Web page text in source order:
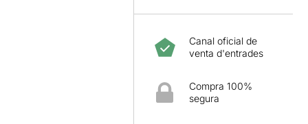
Canal oficial de
venta d'entrades
Compra 100%
segura